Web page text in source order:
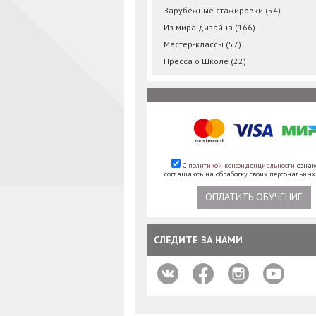
Зарубежные стажировки (54)
Из мира дизайна (166)
Мастер-классы (57)
Пресса о Школе (22)
С политикой конфиденциальности
соглашаюсь на обработку своих
ОПЛАТИТЬ ОБУЧЕНИЕ
СЛЕДИТЕ ЗА НАМИ